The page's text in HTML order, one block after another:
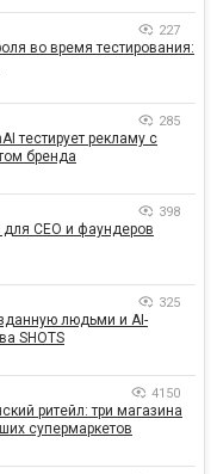
227
во время тестирования:
285
тестирует рекламу с
бренда
398
CEO и фаундеров
325
людьми и AI-
SHOTS
4150
ритейл: три магазина
супермаркетов